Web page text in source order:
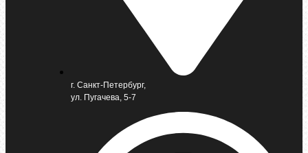
г. Санкт-Петербург,
ул. Пугачева, 5-7